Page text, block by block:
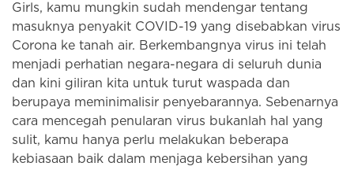
Girls, kamu mungkin sudah mendengar tentang
masuknya penyakit COVID-19 yang disebabkan virus
Corona ke tanah air. Berkembangnya virus ini telah
menjadi perhatian negara-negara di seluruh dunia
dan kini giliran kita untuk turut waspada dan
berupaya meminimalisir penyebarannya. Sebenarnya
cara mencegah penularan virus bukanlah hal yang
sulit, kamu hanya perlu melakukan beberapa
kebiasaan baik dalam menjaga kebersihan yang